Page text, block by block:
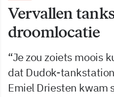
Vervallen
droomlocatie
“Je zou zoiets moois
dat Dudok-
Emiel Driesten kwam